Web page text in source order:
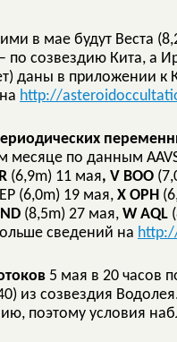
в мае будут Веста
по созвездию Кита, а
даны в приложении
http://
месяце по данным
(6,9m) 11 мая, V BOO
(6,0m) 19 мая, X OPH
(8,5m) 27 мая, W AQL
сведений на
5 мая в 20 часов
из созвездия
поэтому условия